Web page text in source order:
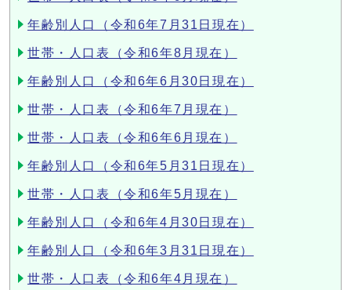
年齢別人口（令和6年7月31日現在）
世帯・人口表（令和6年8月現在）
年齢別人口（令和6年6月30日現在）
世帯・人口表（令和6年7月現在）
世帯・人口表（令和6年6月現在）
年齢別人口（令和6年5月31日現在）
世帯・人口表（令和6年5月現在）
年齢別人口（令和6年4月30日現在）
年齢別人口（令和6年3月31日現在）
世帯・人口表（令和6年4月現在）